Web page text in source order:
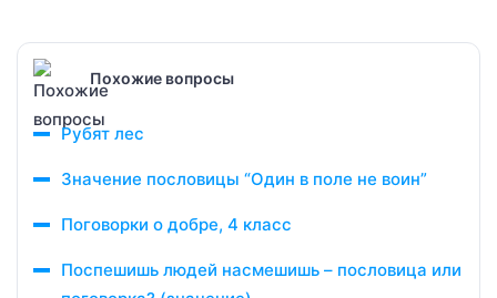
Похожие вопросы
Рубят лес
Значение пословицы “Один в поле не воин”
Поговорки о добре, 4 класс
Поспешишь людей насмешишь – пословица или